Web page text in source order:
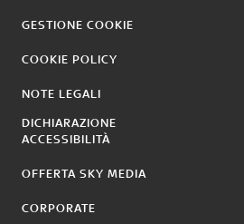
GESTIONE COOKIE
COOKIE POLICY
NOTE LEGALI
DICHIARAZIONE
ACCESSIBILITÀ
OFFERTA SKY MEDIA
CORPORATE